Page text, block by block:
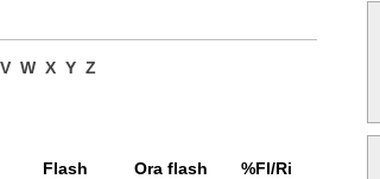
V W X Y Z
Flash Ora flash %Fl/Ri